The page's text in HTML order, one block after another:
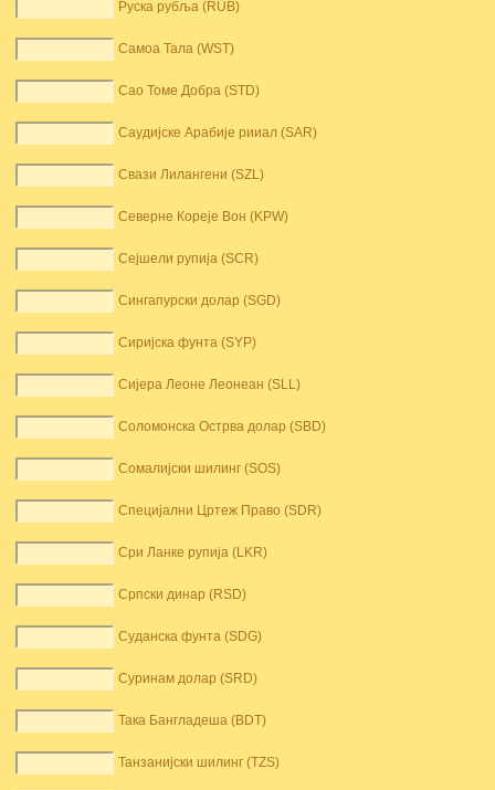
Руска рубља (RUB)
Самоа Тала (WST)
Сао Томе Добра (STD)
Саудијске Арабије рииал (SAR)
Свази Лилангени (SZL)
Северне Кореје Вон (KPW)
Сејшели рупија (SCR)
Сингапурски долар (SGD)
Сиријска фунта (SYP)
Сијера Леоне Леонеан (SLL)
Соломонска Острва долар (SBD)
Сомалијски шилинг (SOS)
Специјални Цртеж Право (SDR)
Сри Ланке рупија (LKR)
Српски динар (RSD)
Суданска фунта (SDG)
Суринам долар (SRD)
Така Бангладеша (BDT)
Танзанијски шилинг (TZS)